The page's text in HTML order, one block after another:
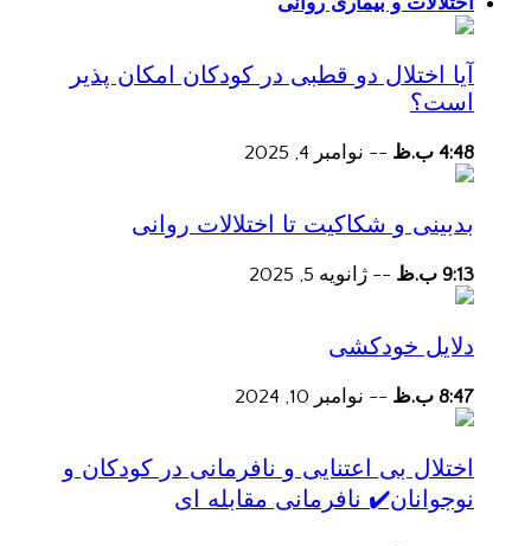
آیا اختلال دو قطبی در کودکان امکان پذیر
است؟
4:48 ب.ظ -- نوامبر 4, 2025
بدبینی و شکاکیت تا اختلالات روانی
9:13 ب.ظ -- ژانویه 5, 2025
دلایل خودکشی
8:47 ب.ظ -- نوامبر 10, 2024
اختلال بی اعتنایی و نافرمانی در کودکان و
نوجوانان✔️ نافرمانی مقابله ای